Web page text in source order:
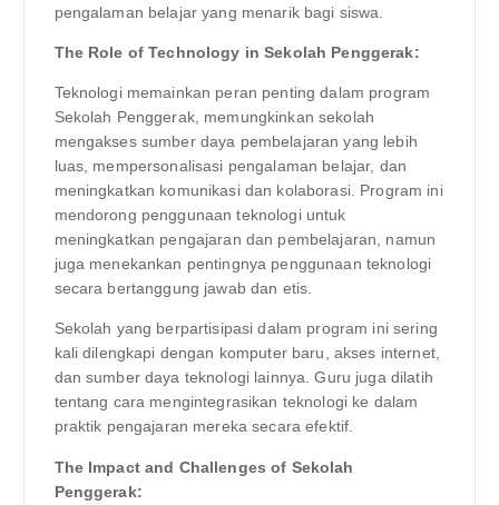
pengalaman belajar yang menarik bagi siswa.
The Role of Technology in Sekolah Penggerak:
Teknologi memainkan peran penting dalam program
Sekolah Penggerak, memungkinkan sekolah
mengakses sumber daya pembelajaran yang lebih
luas, mempersonalisasi pengalaman belajar, dan
meningkatkan komunikasi dan kolaborasi. Program ini
mendorong penggunaan teknologi untuk
meningkatkan pengajaran dan pembelajaran, namun
juga menekankan pentingnya penggunaan teknologi
secara bertanggung jawab dan etis.
Sekolah yang berpartisipasi dalam program ini sering
kali dilengkapi dengan komputer baru, akses internet,
dan sumber daya teknologi lainnya. Guru juga dilatih
tentang cara mengintegrasikan teknologi ke dalam
praktik pengajaran mereka secara efektif.
The Impact and Challenges of Sekolah
Penggerak: